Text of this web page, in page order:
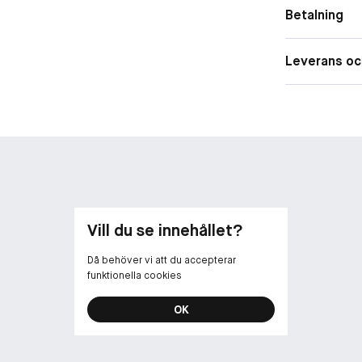
Cica
som lugnar
Betalning
Leverans
Vill du se innehållet?
Då behöver vi att du accepterar
funktionella cookies
OK